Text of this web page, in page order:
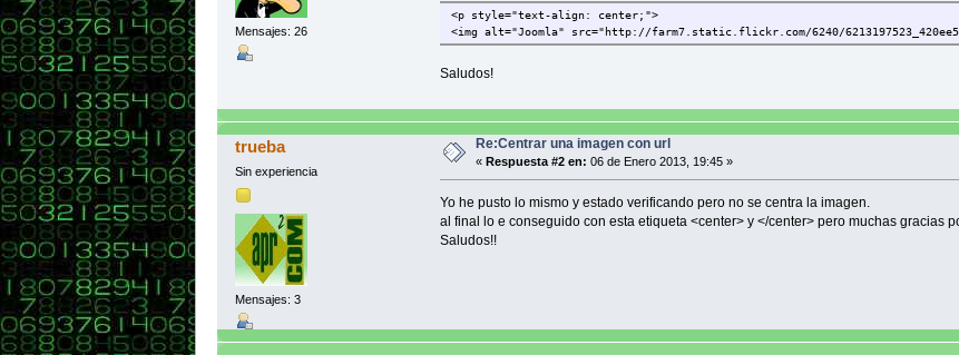
Mensajes: 26
<p style="text-align: center;">
<img alt="Joomla" src="http://farm7.static.flickr.com/6240/
Saludos!
trueba
Sin experiencia
Mensajes: 3
Re:Centrar una imagen con url
« Respuesta #2 en: 06 de Enero 2013, 19:45 »
Yo he pusto lo mismo y estado verificando pero no se centra la imagen.
al final lo e conseguido con esta etiqueta <center> y </center> pero muchas gracias
Saludos!!